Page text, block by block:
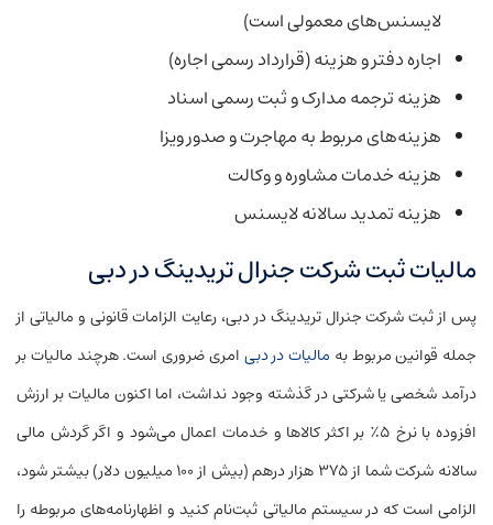
لایسنس‌های معمولی است)
اجاره دفتر و هزینه (قرارداد رسمی اجاره)
هزینه ترجمه مدارک و ثبت رسمی اسناد
هزینه‌های مربوط به مهاجرت و صدور ویزا
هزینه خدمات مشاوره و وکالت
هزینه تمدید سالانه لایسنس
مالیات ثبت شرکت جنرال تریدینگ در دبی
پس از ثبت شرکت جنرال تریدینگ در دبی، رعایت الزامات قانونی و مالیاتی از
جمله قوانین مربوط به مالیات در دبی امری ضروری است. هرچند مالیات بر
درآمد شخصی یا شرکتی در گذشته وجود نداشت، اما اکنون مالیات بر ارزش
افزوده با نرخ ۵٪ بر اکثر کالاها و خدمات اعمال می‌شود و اگر گردش مالی
سالانه شرکت شما از ۳۷۵ هزار درهم (بیش از ۱۰۰ میلیون دلار) بیشتر شود،
الزامی است که در سیستم مالیاتی ثبت‌نام کنید و اظهارنامه‌های مربوطه را